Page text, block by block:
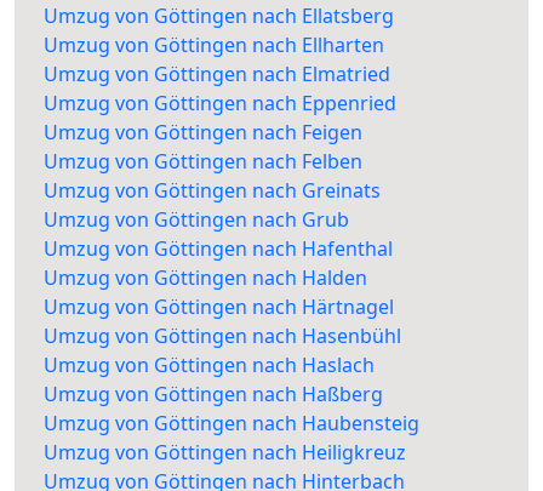
Umzug von Göttingen nach Ellatsberg
Umzug von Göttingen nach Ellharten
Umzug von Göttingen nach Elmatried
Umzug von Göttingen nach Eppenried
Umzug von Göttingen nach Feigen
Umzug von Göttingen nach Felben
Umzug von Göttingen nach Greinats
Umzug von Göttingen nach Grub
Umzug von Göttingen nach Hafenthal
Umzug von Göttingen nach Halden
Umzug von Göttingen nach Härtnagel
Umzug von Göttingen nach Hasenbühl
Umzug von Göttingen nach Haslach
Umzug von Göttingen nach Haßberg
Umzug von Göttingen nach Haubensteig
Umzug von Göttingen nach Heiligkreuz
Umzug von Göttingen nach Hinterbach